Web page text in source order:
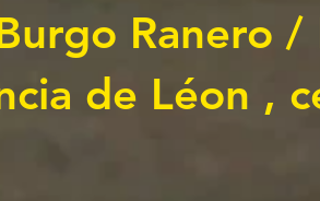
Ranero /
de Léon ,